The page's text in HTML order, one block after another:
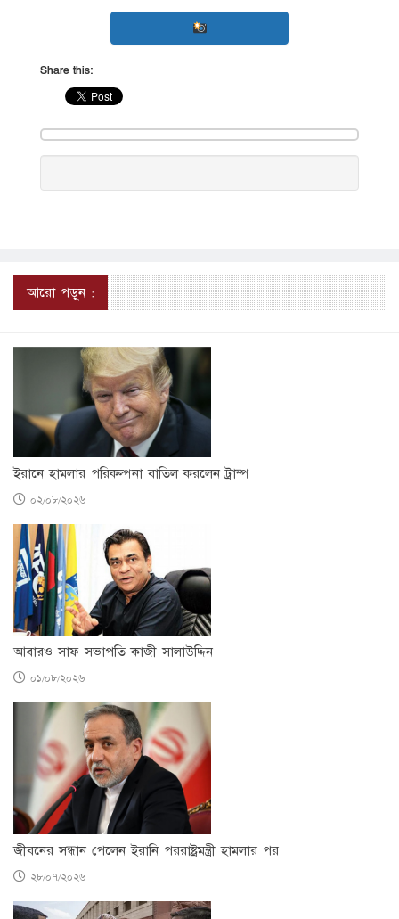
Share this:
আরো পড়ুন :
ইরানে হামলার পরিকল্পনা বাতিল করলেন ট্রাম্প
০২/০৮/২০২৬
আবারও সাফ সভাপতি কাজী সালাউদ্দিন
০১/০৮/২০২৬
জীবনের সন্ধান পেলেন ইরানি পররাষ্ট্রমন্ত্রী হামলার পর
২৮/০৭/২০২৬